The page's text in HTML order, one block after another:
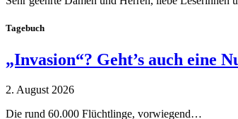
Tagebuch
„Invasion“? Geht’s auch eine
2. August 2026
Die rund 60.000 Flüchtlinge, vorwiegend…